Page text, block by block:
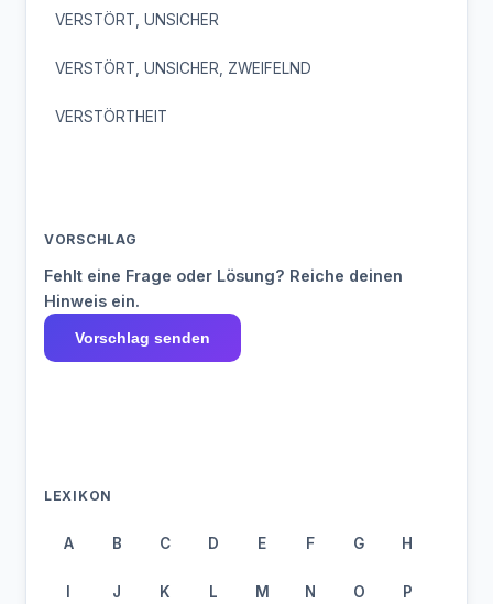
VERSTÖRT, UNSICHER
VERSTÖRT, UNSICHER, ZWEIFELND
VERSTÖRTHEIT
VORSCHLAG
Fehlt eine Frage oder Lösung? Reiche deinen
Hinweis ein.
Vorschlag senden
LEXIKON
A B C D E F G H
I J K L M N O P